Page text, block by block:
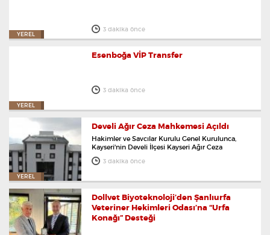
YEREL
3 dakika önce
YEREL
Esenboğa VİP Transfer
3 dakika önce
YEREL
Develi Ağır Ceza Mahkemesi Açıldı
Hakimler ve Savcılar Kurulu Genel Kurulunca,
Kayseri'nin Develi İlçesi Kayseri Ağır Ceza
Mahkemesi yargı alanından çıkardı.
3 dakika önce
Dollvet Biyoteknoloji’den Şanlıurfa
Veteriner Hekimleri Odası’na “Urfa
Konağı” Desteği